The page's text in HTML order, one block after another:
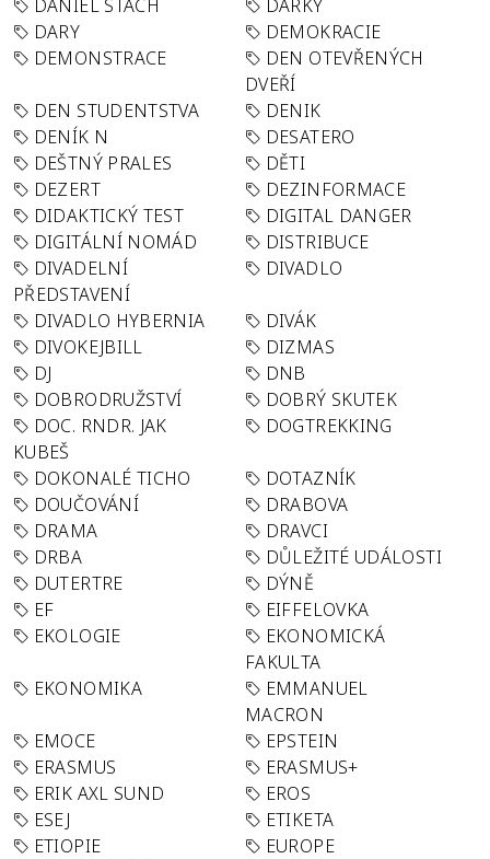
DANIEL STACH
DÁRKY
DARY
DEMOKRACIE
DEMONSTRACE
DEN OTEVŘENÝCH
DVEŘÍ
DEN STUDENTSTVA
DENIK
DENÍK N
DESATERO
DEŠTNÝ PRALES
DĚTI
DEZERT
DEZINFORMACE
DIDAKTICKÝ TEST
DIGITAL DANGER
DIGITÁLNÍ NOMÁD
DISTRIBUCE
DIVADELNÍ
PŘEDSTAVENÍ
DIVADLO
DIVADLO HYBERNIA
DIVÁK
DIVOKEJBILL
DIZMAS
DJ
DNB
DOBRODRUŽSTVÍ
DOBRÝ SKUTEK
DOC. RNDR. JAK
KUBEŠ
DOGTREKKING
DOKONALÉ TICHO
DOTAZNÍK
DOUČOVÁNÍ
DRABOVA
DRAMA
DRAVCI
DRBA
DŮLEŽITÉ UDÁLOSTI
DUTERTRE
DÝNĚ
EF
EIFFELOVKA
EKOLOGIE
EKONOMICKÁ
FAKULTA
EKONOMIKA
EMMANUEL
MACRON
EMOCE
EPSTEIN
ERASMUS
ERASMUS+
ERIK AXL SUND
EROS
ESEJ
ETIKETA
ETIOPIE
EUROPE